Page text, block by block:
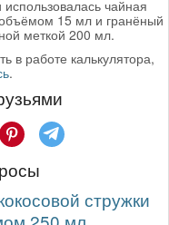
чайная
15 мл и гранёный
меткой 200 мл.
в работе калькулятора,
.
стружки